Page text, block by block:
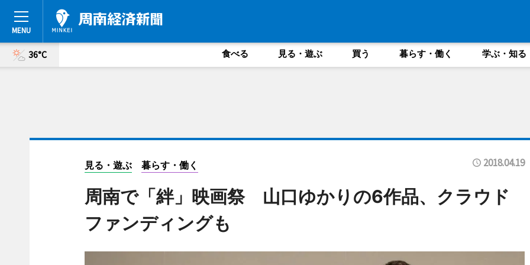
36°C 食べる 見る・遊ぶ 買う 暮らす・働く 学ぶ・知る
見る・遊ぶ 暮らす・働く 2018.04.19
周南で「絆」映画祭 山口ゆかりの6作品、クラウド
ファンディングも